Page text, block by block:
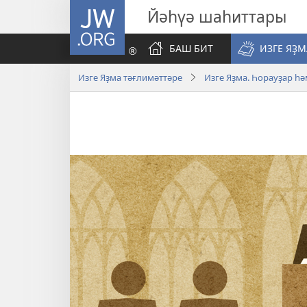
JW.ORG Йәһүә шаһиттары
БАШ БИТ
ИЗГЕ
Изге Яҙма тәғлимәттәре Изге Яҙма. Һорауҙар